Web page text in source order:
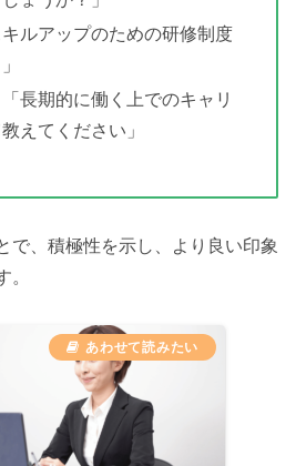
キルアップのための研修制度
「長期的に働く上でのキャリ
えてください」
で、積極性を示し、より良い印象
。